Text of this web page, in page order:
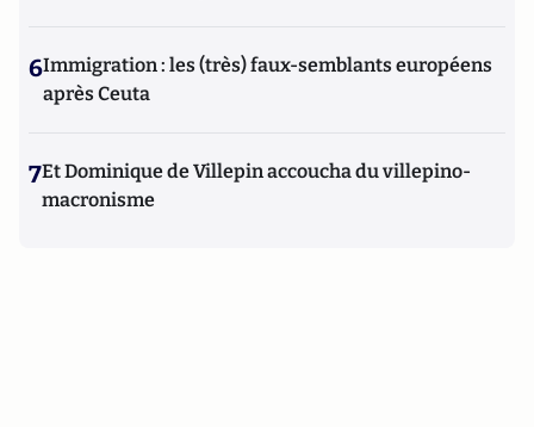
6Immigration : les (très) faux-semblants européens
après Ceuta
7Et Dominique de Villepin accoucha du villepino-
macronisme